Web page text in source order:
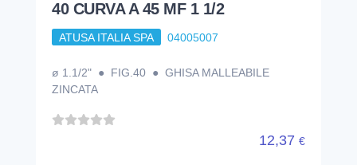
40 CURVA A 45 MF 1 1/2
ATUSA ITALIA SPA 04005007
ø 1.1/2" ● FIG.40 ● GHISA MALLEABILE
ZINCATA
12,37 €